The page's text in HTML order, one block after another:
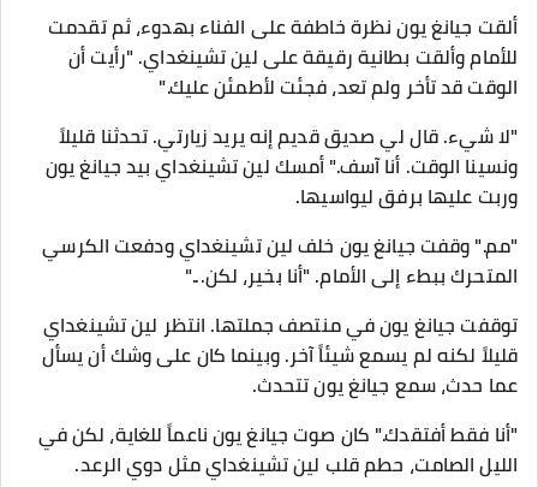
ألقت جيانغ يون نظرة خاطفة على الفناء بهدوء، ثم تقدمت
للأمام وألقت بطانية رقيقة على لين تشينغداي. "رأيت أن
الوقت قد تأخر ولم تعد، فجئت لأطمئن عليك."
"لا شيء. قال لي صديق قديم إنه يريد زيارتي. تحدثنا قليلاً
ونسينا الوقت. أنا آسف." أمسك لين تشينغداي بيد جيانغ يون
وربت عليها برفق ليواسيها.
"مم." وقفت جيانغ يون خلف لين تشينغداي ودفعت الكرسي
المتحرك ببطء إلى الأمام. "أنا بخير، لكن..."
توقفت جيانغ يون في منتصف جملتها. انتظر لين تشينغداي
قليلاً لكنه لم يسمع شيئاً آخر. وبينما كان على وشك أن يسأل
عما حدث، سمع جيانغ يون تتحدث.
"أنا فقط أفتقدك." كان صوت جيانغ يون ناعماً للغاية، لكن في
الليل الصامت، حطم قلب لين تشينغداي مثل دوي الرعد.